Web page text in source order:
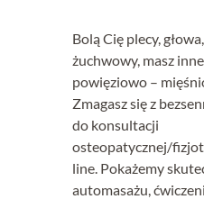
Bolą Cię plecy,
żuchwowy, masz
powięziowo –
Zmagasz się z
do konsultacji
osteopatycznej/
line. Pokażemy
automasażu,